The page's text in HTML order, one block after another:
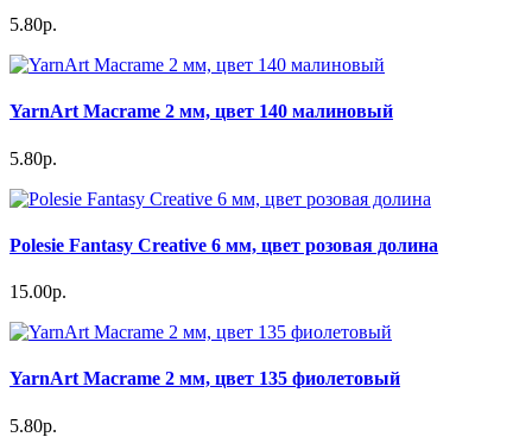
5.80р.
YarnArt Macrame 2 мм, цвет 140 малиновый
5.80р.
Polesie Fantasy Creative 6 мм, цвет розовая долина
15.00р.
YarnArt Macrame 2 мм, цвет 135 фиолетовый
5.80р.